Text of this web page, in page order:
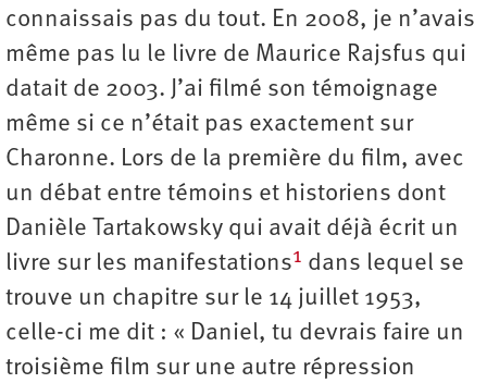
connaissais pas du tout. En 2008, je n’avais
même pas lu le livre de Maurice Rajsfus qui
datait de 2003. J’ai filmé son témoignage
même si ce n’était pas exactement sur
Charonne. Lors de la première du film, avec
un débat entre témoins et historiens dont
Danièle Tartakowsky qui avait déjà écrit un
livre sur les manifestations1 dans lequel se
trouve un chapitre sur le 14 juillet 1953,
celle-ci me dit : « Daniel, tu devrais faire un
troisième film sur une autre répression